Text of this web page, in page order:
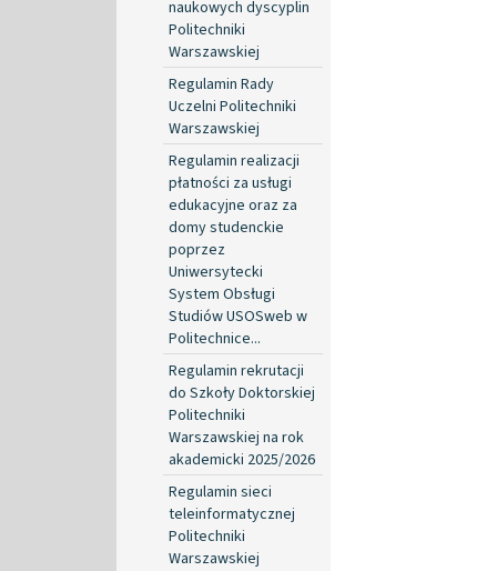
naukowych dyscyplin
Politechniki
Warszawskiej
Regulamin Rady
Uczelni Politechniki
Warszawskiej
Regulamin realizacji
płatności za usługi
edukacyjne oraz za
domy studenckie
poprzez
Uniwersytecki
System Obsługi
Studiów USOSweb w
Politechnice...
Regulamin rekrutacji
do Szkoły Doktorskiej
Politechniki
Warszawskiej na rok
akademicki 2025/2026
Regulamin sieci
teleinformatycznej
Politechniki
Warszawskiej